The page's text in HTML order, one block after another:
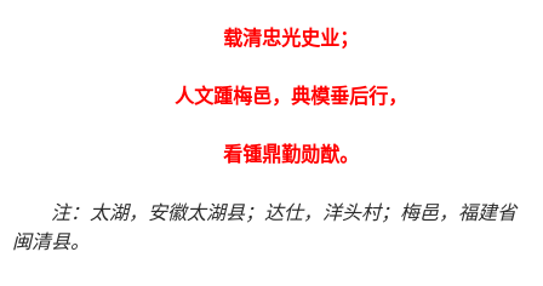
载清忠光史业；
人文踵梅邑，典模垂后行，
看锺鼎勤勋猷。
注： 太湖，安徽太湖县；达仕，
洋头村；梅邑，福建省
闽清县。